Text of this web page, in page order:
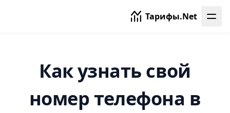
Тарифы.Net
Как узнать свой
номер телефона в